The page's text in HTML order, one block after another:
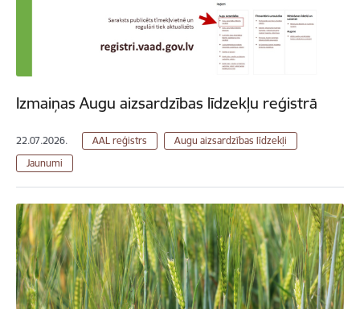
Izmaiņas Augu aizsardzības līdzekļu reģistrā
22.07.2026. AAL reģistrs
Augu aizsardzības līdzekļi
Jaunumi